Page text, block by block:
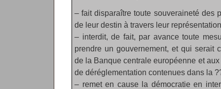
– fait disparaître toute souveraineté des
de leur destin à travers leur
– interdit, de fait, par avance toute
prendre un gouvernement, et qui serait
de la Banque centrale européenne et
de déréglementation contenues dans la
– remet en cause la démocratie en